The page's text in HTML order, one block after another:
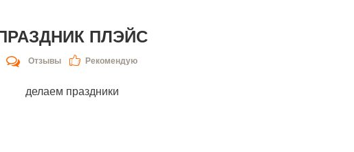
ПЛЭЙС
Отзывы Рекомендую
делаем праздники